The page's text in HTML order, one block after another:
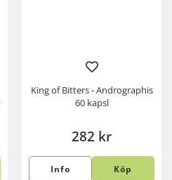
King of Bitters - Andrographis
60 kapsl
282 kr
Info Köp